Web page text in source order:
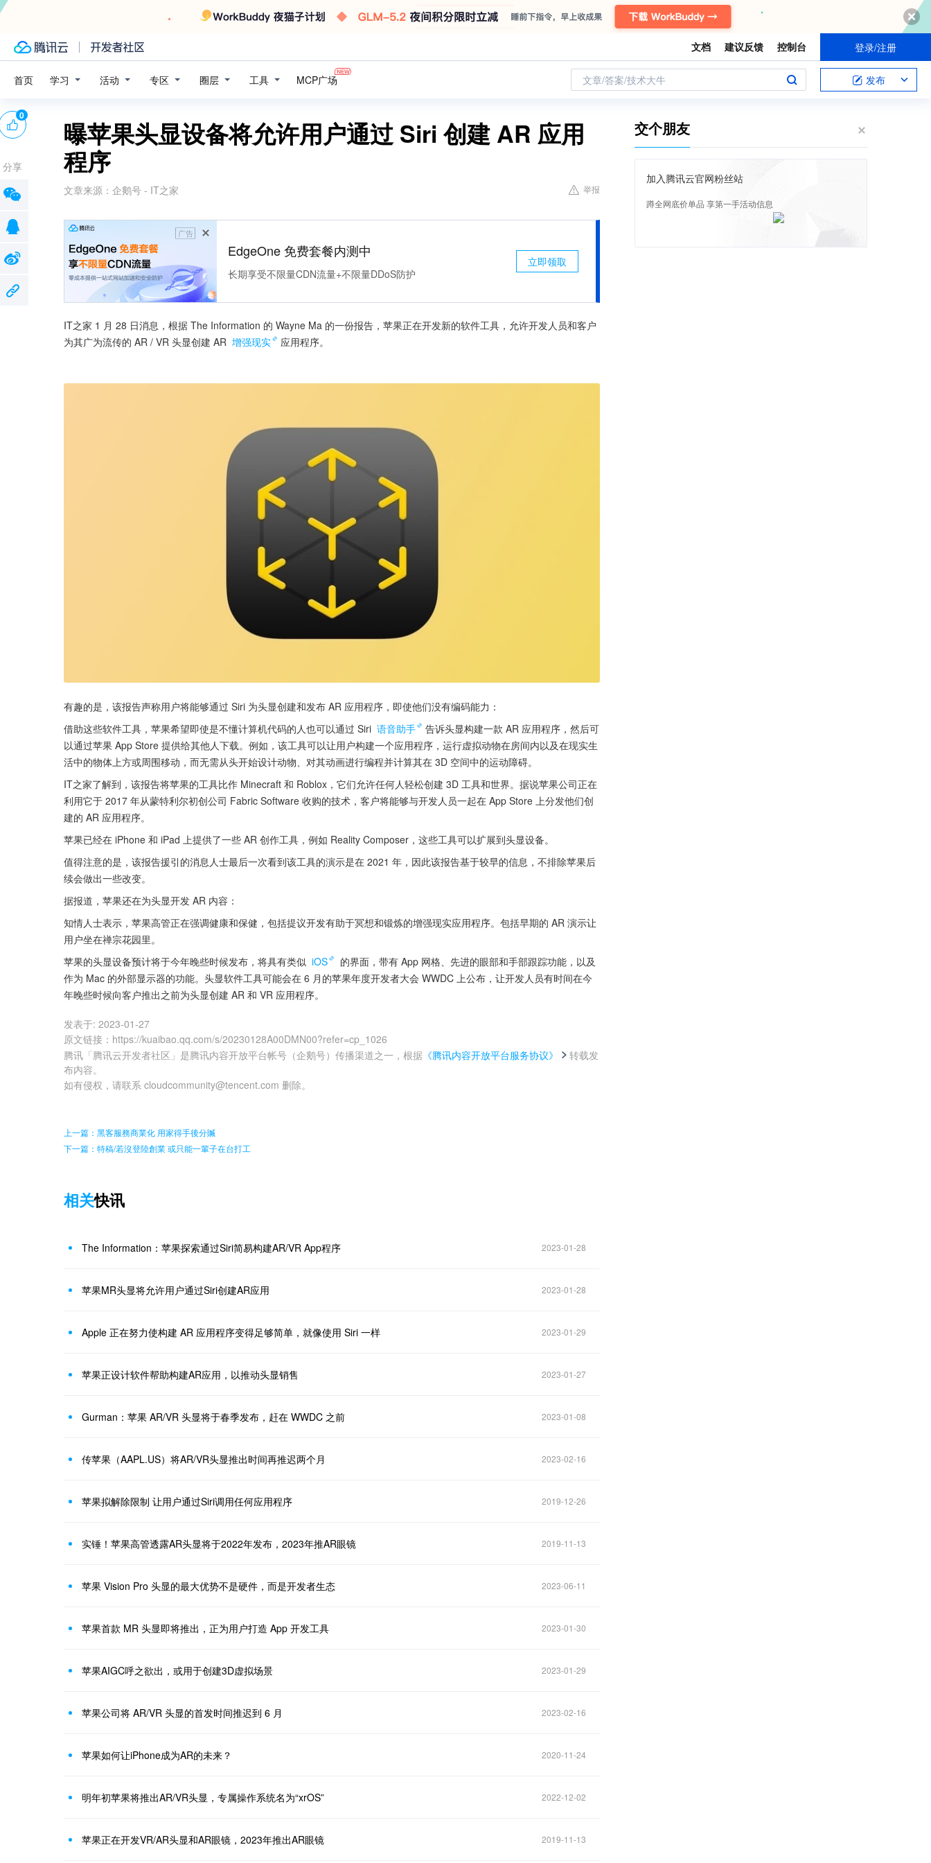
文档 建议反馈 控制台 登录/注册
首页 学习 活动 专区 圈层 工具 MCP广场 文章/答案/技术大牛 发布
曝苹果头显设备将允许用户通过 Siri 创建 AR 应用
程序
文章来源： 企鹅号 - IT之家 举报
广告
EdgeOne 免费套餐内测中
长期享受不限量CDN流量+不限量DDoS防护
立即领取
IT之家 1 月 28 日消息，根据 The Information 的 Wayne Ma 的一份报告，苹果正在开发新的软件工具，允许开发人员和客户
为其广为流传的 AR / VR 头显创建 AR 增强现实 应用程序。
有趣的是，该报告声称用户将能够通过 Siri 为头显创建和发布 AR 应用程序，即使他们没有编码能力：
借助这些软件工具，苹果希望即使是不懂计算机代码的人也可以通过 Siri 语音助手
告诉头显构建一款 AR 应用程序，然后可
以通过苹果 App Store 提供给其他人下载。例如，该工具可以让用户构建一个应用程序，运行虚拟动物在房间内以及在现实生
活中的物体上方或周围移动，而无需从头开始设计动物、对其动画进行编程并计算其在 3D 空间中的运动障碍。
IT之家了解到，该报告将苹果的工具比作 Minecraft 和 Roblox，它们允许任何人轻松创建 3D 工具和世界。据说苹果公司正在
利用它于 2017 年从蒙特利尔初创公司 Fabric Software 收购的技术，客户将能够与开发人员一起在 App Store 上分发他们创
建的 AR 应用程序。
苹果已经在 iPhone 和 iPad 上提供了一些 AR 创作工具，例如 Reality Composer，这些工具可以扩展到头显设备。
值得注意的是，该报告援引的消息人士最后一次看到该工具的演示是在 2021 年，因此该报告基于较早的信息，不排除苹果后
续会做出一些改变。
据报道，苹果还在为头显开发 AR 内容：
知情人士表示，苹果高管正在强调健康和保健，包括提议开发有助于冥想和锻炼的增强现实应用程序。包括早期的 AR 演示让
用户坐在禅宗花园里。
苹果的头显设备预计将于今年晚些时候发布，将具有类似 iOS
的界面，带有 App 网格、先进的眼部和手部跟踪功能，以及
作为 Mac 的外部显示器的功能。头显软件工具可能会在 6 月的苹果年度开发者大会 WWDC 上公布，让开发人员有时间在今
年晚些时候向客户推出之前为头显创建 AR 和 VR 应用程序。
发表于: 2023-01-27
原文链接 ： https://kuaibao.qq.com/s/20230128A00DMN00?refer=cp_1026
腾讯「腾讯云开发者社区」是腾讯内容开放平台帐号（企鹅号）传播渠道之一，根据 《腾讯内容开放平台服务协议》
转载发
布内容。
如有侵权，请联系 cloudcommunity@tencent.com 删除。
0
分享
上一篇：黑客服務商業化 用家得手後分贓
下一篇：特稿/若沒登陸創業 或只能一輩子在台打工
相关快讯
The Information：苹果探索通过Siri简易构建AR/VR App程序 2023-01-28
苹果MR头显将允许用户通过Siri创建AR应用 2023-01-28
Apple 正在努力使构建 AR 应用程序变得足够简单，就像使用 Siri 一样 2023-01-29
苹果正设计软件帮助构建AR应用，以推动头显销售 2023-01-27
Gurman：苹果 AR/VR 头显将于春季发布，赶在 WWDC 之前 2023-01-08
传苹果（AAPL.US）将AR/VR头显推出时间再推迟两个月 2023-02-16
苹果拟解除限制 让用户通过Siri调用任何应用程序 2019-12-26
实锤！苹果高管透露AR头显将于2022年发布，2023年推AR眼镜 2019-11-13
苹果 Vision Pro 头显的最大优势不是硬件，而是开发者生态 2023-06-11
苹果首款 MR 头显即将推出，正为用户打造 App 开发工具 2023-01-30
苹果AIGC呼之欲出，或用于创建3D虚拟场景 2023-01-29
苹果公司将 AR/VR 头显的首发时间推迟到 6 月 2023-02-16
苹果如何让iPhone成为AR的未来？ 2020-11-24
明年初苹果将推出AR/VR头显，专属操作系统名为“xrOS” 2022-12-02
苹果正在开发VR/AR头显和AR眼镜，2023年推出AR眼镜 2019-11-13
交个朋友
加入腾讯云官网粉丝站
蹲全网底价单品 享第一手活动信息